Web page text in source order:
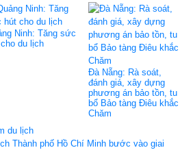
Ninh: Tăng sức
du lịch
Đà Nẵng: Rà soát,
đánh giá, xây dựng
phương án bảo tồn, tu
bổ Bảo tàng Điêu khắc
Chăm
du lịch
Thành phố Hồ Chí Minh bước vào giai